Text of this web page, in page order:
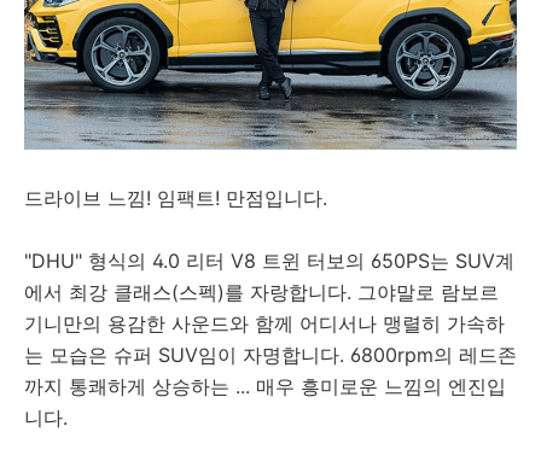
드라이브 느낌! 임팩트! 만점입니다.
"DHU" 형식의 4.0 리터 V8 트윈 터보의 650PS는 SUV계
에서 최강 클래스(스펙)를 자랑합니다. 그야말로 람보르
기니만의 용감한 사운드와 함께 어디서나 맹렬히 가속하
는 모습은 슈퍼 SUV임이 자명합니다. 6800rpm의 레드존
까지 통쾌하게 상승하는 ... 매우 흥미로운 느낌의 엔진입
니다.